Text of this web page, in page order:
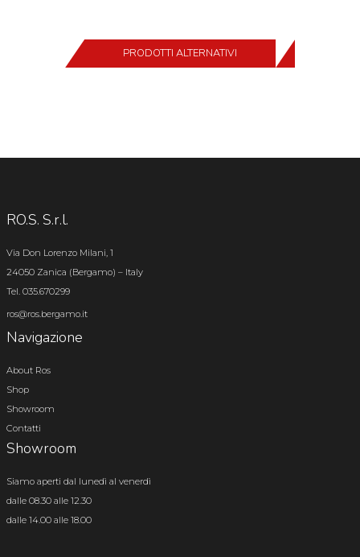
PRODOTTI ALTERNATIVI
RO.S. S.r.l.
Via Don Lorenzo Milani, 1
24050 Zanica (Bergamo) – Italy
Tel. 035.670299
ros@ros.bergamo.it
Navigazione
About Ros
Shop
Showroom
Contatti
Showroom
Siamo aperti dal lunedì al venerdì
dalle 08.30 alle 12.30
dalle 14.00 alle 18.00